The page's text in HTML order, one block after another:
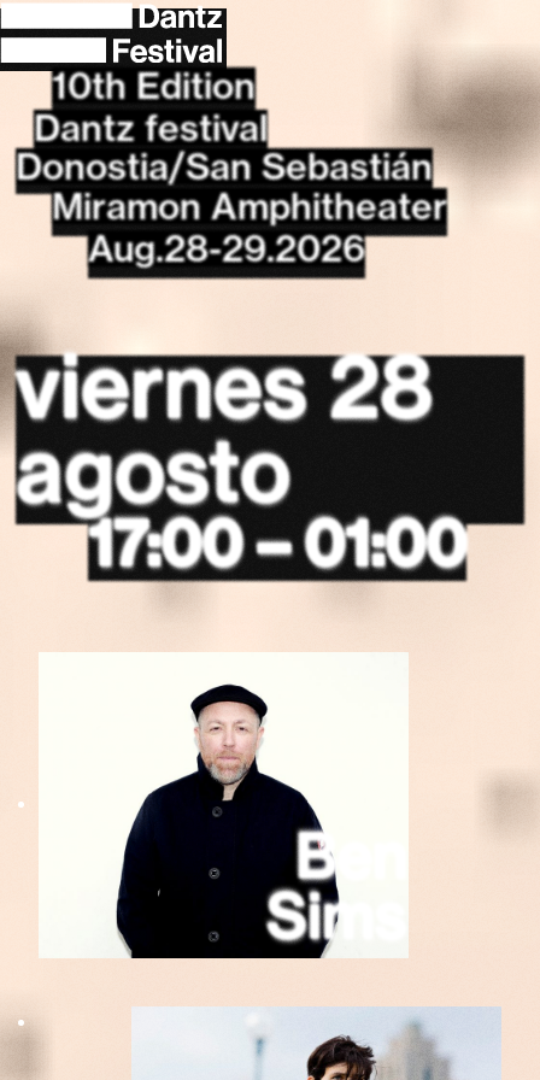
10th Edition
Dantz festival
Donostia/San Sebastián
Miramon Amphitheater
Aug.28-29.2026
viernes 28
agosto
17:00 – 01:00
Ben
Sims